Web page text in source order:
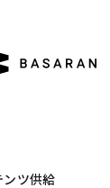
ンツ供給